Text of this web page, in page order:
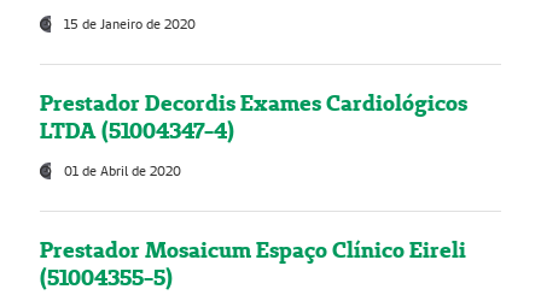
15 de Janeiro de 2020
Prestador Decordis Exames Cardiológicos
LTDA (51004347-4)
01 de Abril de 2020
Prestador Mosaicum Espaço Clínico Eireli
(51004355-5)